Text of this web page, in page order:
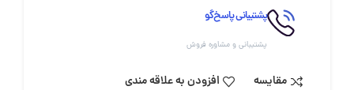
پشتیبانی پاسخ‌گو
پشتیبانی و مشاوره فروش
مقایسه افزودن به علاقه مندی